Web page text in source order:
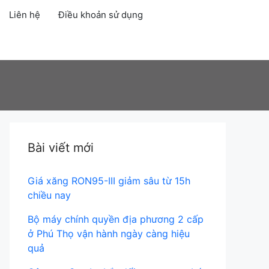
Liên hệ Điều khoản sử dụng
Bài viết mới
Giá xăng RON95-III giảm sâu từ 15h
chiều nay
Bộ máy chính quyền địa phương 2 cấp
ở Phú Thọ vận hành ngày càng hiệu
quả